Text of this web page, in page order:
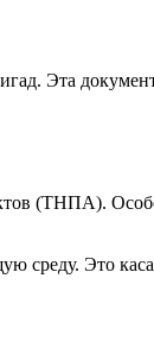
Эта
(ТНПА).
среду. Это